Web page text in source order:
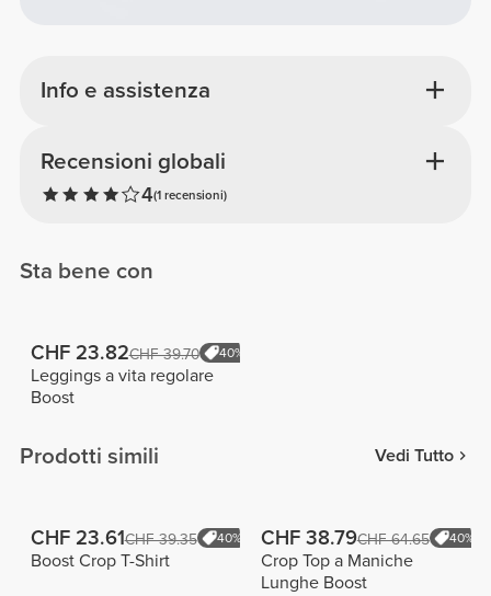
Info e assistenza
Recensioni globali
4(1 recensioni)
Sta bene con
CHF 23.82CHF 39.70 40%
Leggings a vita regolare
Boost
Prodotti simili Vedi Tutto
CHF 23.61CHF 39.35 40%
Boost Crop T-Shirt
CHF 38.79CHF 64.65 40%
Crop Top a Maniche
Lunghe Boost